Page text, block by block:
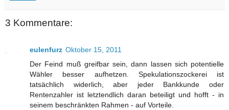
3 Kommentare:
eulenfurz Oktober 15, 2011
Der Feind muß greifbar sein, dann lassen sich potentielle
Wähler besser aufhetzen. Spekulationszockerei ist
tatsächlich widerlich, aber jeder Bankkunde oder
Rentenzahler ist letztendlich daran beteiligt und hofft - in
seinem beschränkten Rahmen - auf Vorteile.